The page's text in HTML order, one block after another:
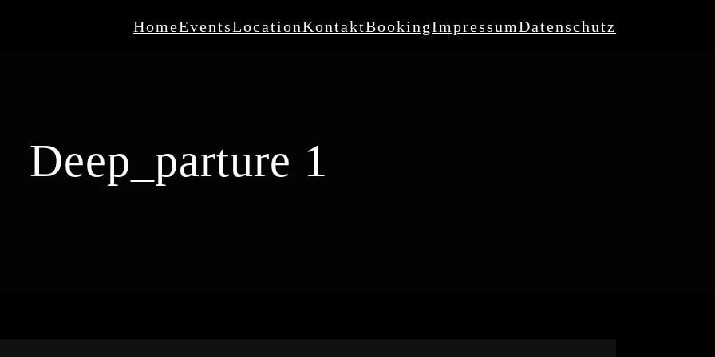
HomeEventsLocationKontaktBookingImpressumDatenschutz
Deep_parture 1